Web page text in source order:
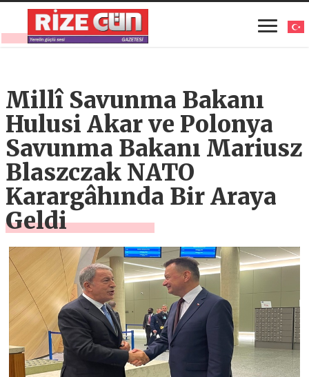
Millî Savunma Bakanı
Hulusi Akar ve Polonya
Savunma Bakanı Mariusz
Blaszczak NATO
Karargâhında Bir Araya
Geldi